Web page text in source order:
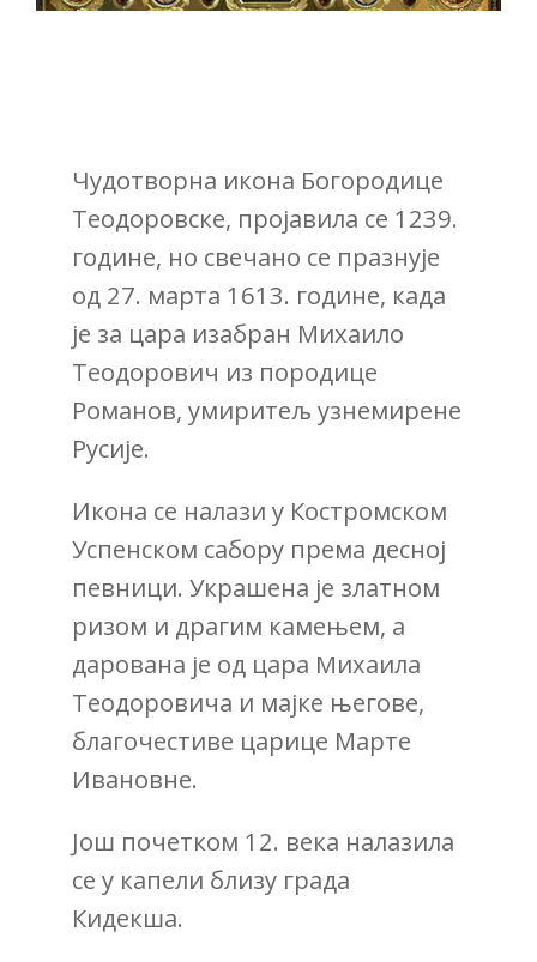
Чудотворна икона Богородице
Теoдоровске, пројавила се 1239.
године, но свечано се празнује
од 27. марта 1613. године, када
је за цара изабран Михаило
Теодорович из породице
Романов, умиритељ узнемирене
Русије.
Икона се налази у Костромском
Успенском сабору према десној
певници. Украшена је златном
ризом и драгим камењем, а
дарована је од цара Михаила
Теодоровича и мајке његове,
благочестиве царице Марте
Ивановне.
Још почетком 12. века налазила
се у капели близу града
Кидекша.